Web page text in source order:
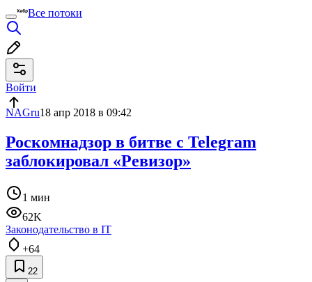
Все потоки
Войти
NAGru18 апр 2018 в 09:42
Роскомнадзор в битве с Telegram
заблокировал «Ревизор»
1 мин
62K
Законодательство в IT
+64
22